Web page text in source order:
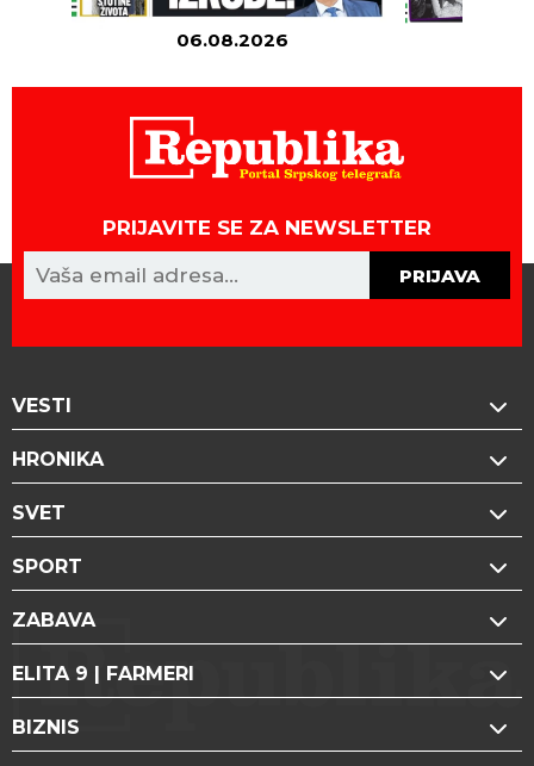
06.08.2026
PRIJAVITE SE ZA NEWSLETTER
PRIJAVA
VESTI
HRONIKA
SVET
SPORT
ZABAVA
ELITA 9 | FARMERI
BIZNIS